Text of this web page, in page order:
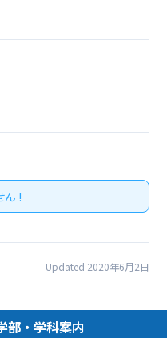
ん !
Updated 2020年6月2日
部・学科案内